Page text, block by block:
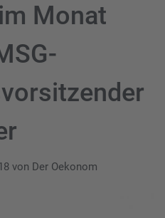
Monat
von Der Oekonom